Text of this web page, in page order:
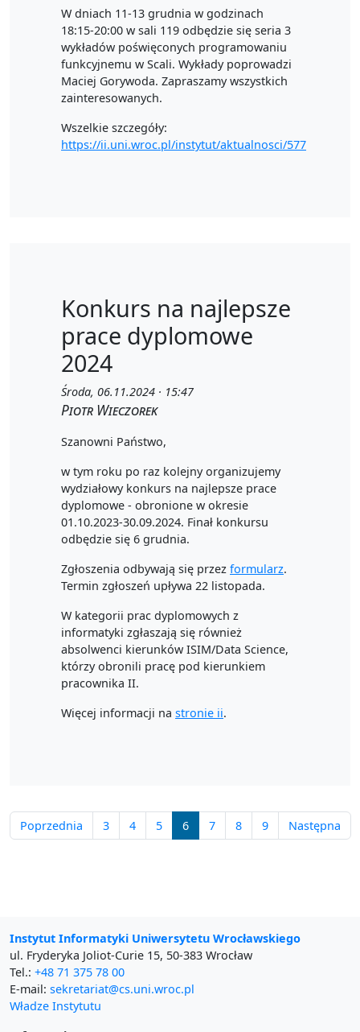
W dniach 11-13 grudnia w godzinach
18:15-20:00 w sali 119 odbędzie się seria 3
wykładów poświęconych programowaniu
funkcyjnemu w Scali. Wykłady poprowadzi
Maciej Gorywoda. Zapraszamy wszystkich
zainteresowanych.
Wszelkie szczegóły:
https://ii.uni.wroc.pl/instytut/aktualnosci/577
Konkurs na najlepsze
prace dyplomowe
2024
Środa, 06.11.2024 · 15:47
Piotr Wieczorek
Szanowni Państwo,
w tym roku po raz kolejny organizujemy
wydziałowy konkurs na najlepsze prace
dyplomowe - obronione w okresie
01.10.2023-30.09.2024. Finał konkursu
odbędzie się 6 grudnia.
Zgłoszenia odbywają się przez formularz.
Termin zgłoszeń upływa 22 listopada.
W kategorii prac dyplomowych z
informatyki zgłaszają się również
absolwenci kierunków ISIM/Data Science,
którzy obronili pracę pod kierunkiem
pracownika II.
Więcej informacji na stronie ii.
Poprzednia 3 4 5 6 7 8 9 Następna
Instytut Informatyki Uniwersytetu Wrocławskiego
ul. Fryderyka Joliot-Curie 15, 50-383 Wrocław
Tel.: +48 71 375 78 00
E-mail: sekretariat@cs.uni.wroc.pl
Władze Instytutu